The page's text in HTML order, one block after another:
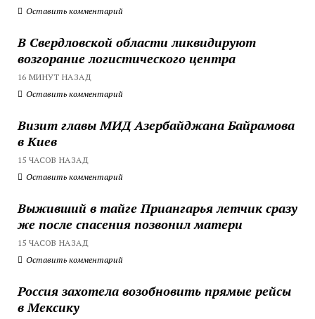
Оставить комментарий
В Свердловской области ликвидируют
возгорание логистического центра
16 МИНУТ НАЗАД
Оставить комментарий
Визит главы МИД Азербайджана Байрамова
в Киев
15 ЧАСОВ НАЗАД
Оставить комментарий
Выживший в тайге Приангарья летчик сразу
же после спасения позвонил матери
15 ЧАСОВ НАЗАД
Оставить комментарий
Россия захотела возобновить прямые рейсы
в Мексику